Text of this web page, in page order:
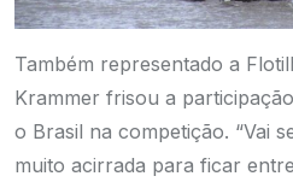
Também representado a
Krammer frisou a
o Brasil na competição. “Vai
muito acirrada para ficar